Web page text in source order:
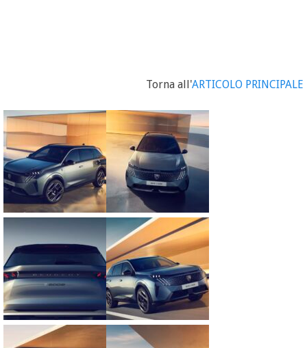
Torna all'ARTICOLO PRINCIPALE